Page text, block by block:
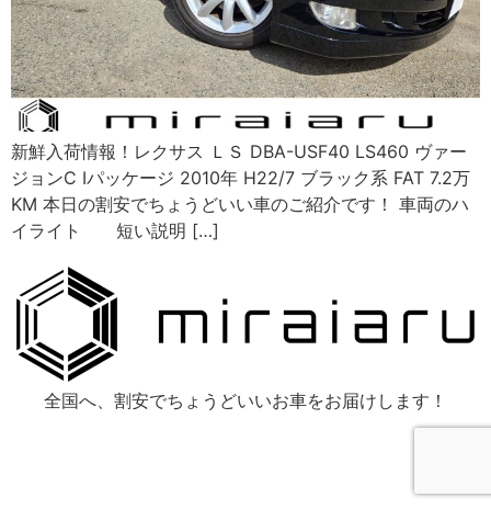
新鮮入荷情報！レクサス ＬＳ DBA-USF40 LS460 ヴァー
ジョンC Iパッケージ 2010年 H22/7 ブラック系 FAT 7.2万
KM 本日の割安でちょうどいい車のご紹介です！ 車両のハ
イライト 短い説明 […]
全国へ、割安でちょうどいいお車をお届けします！